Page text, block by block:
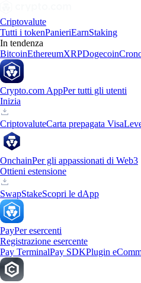
Criptovalute
Tutti i tokenPanieriEarnStaking
In tendenza
BitcoinEthereumXRPDogecoin
Crypto.com AppPer tutti gli utenti
Inizia
CriptovaluteCarta prepagata Visa
OnchainPer gli appassionati di Web3
Ottieni estensione
SwapStakeScopri le dApp
PayPer esercenti
Registrazione esercente
Pay TerminalPay SDKPlugin